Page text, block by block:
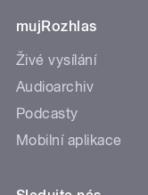
mujRozhlas
Živé vysílání
Audioarchiv
Podcasty
Mobilní aplikace